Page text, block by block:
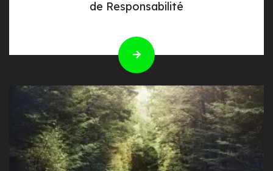
de Responsabilité